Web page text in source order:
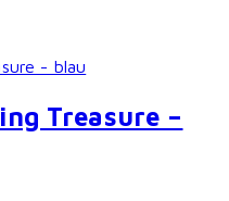
Treasure –